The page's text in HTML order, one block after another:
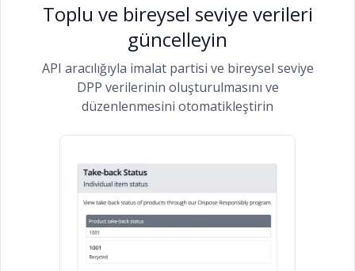
Toplu ve bireysel seviye verileri
güncelleyin
API aracılığıyla imalat partisi ve bireysel seviye
DPP verilerinin oluşturulmasını ve
düzenlenmesini otomatikleştirin